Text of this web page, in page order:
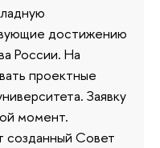
достижению
России. На
проектные
Заявку
момент.
созданный Совет